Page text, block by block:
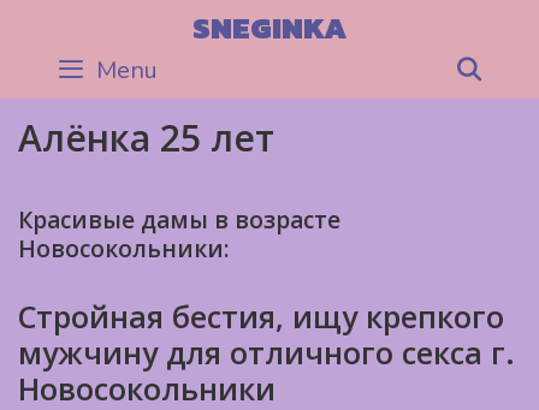
content
SNEGINKA
Menu
Алёнка 25 лет
Красивые дамы в возрасте
Новосокольники:
Стройная бестия, ищу крепкого
мужчину для отличного секса г.
Новосокольники